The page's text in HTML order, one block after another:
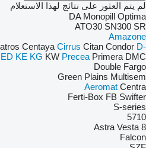
لم يتم العثور على نتائج لهذا الاستعلام
DA Monopill Optima
ATO30 SN300 SR
Amazone
Centaya Cirrus Citan Condor D-
ED KE KG KW Precea Primera DMC
Double Fargo
Green Plains Multisem
Aeromat Centra
Ferti-Box FB Swifter
S-series
5710
8
Astra Vesta
Falcon